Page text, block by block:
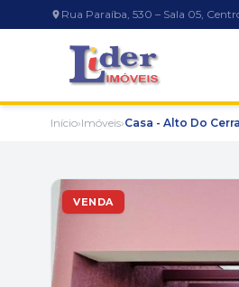
Rua Paraíba, 530 – Sala 05,
Início›Imóveis›Casa - Alto Do
VENDA